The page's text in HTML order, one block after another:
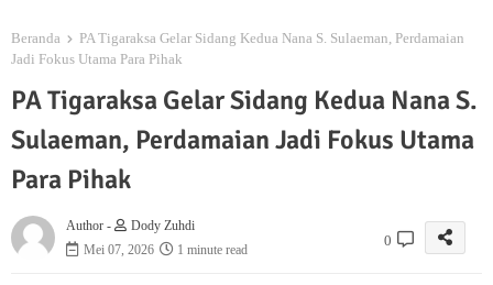
Beranda
PA Tigaraksa Gelar Sidang Kedua Nana S. Sulaeman, Perdamaian
Jadi Fokus Utama Para Pihak
PA Tigaraksa Gelar Sidang Kedua Nana S.
Sulaeman, Perdamaian Jadi Fokus Utama
Para Pihak
Author -
Dody Zuhdi
Mei 07, 2026
1 minute read
0